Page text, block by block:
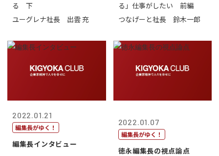
る 下
ユーグレナ社長 出雲 充
る」仕事がしたい 前編
つなげーと社長 鈴木一郎
2022.01.21
編集長がゆく！
編集長インタビュー
2022.01.07
編集長がゆく！
徳永編集長の視点論点